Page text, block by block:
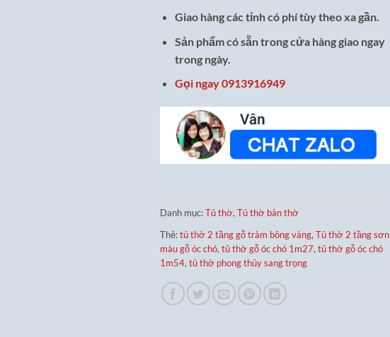
Giao hàng các tỉnh có phí tùy theo xa gần.
Sản phẩm có sẵn trong cửa hàng giao ngay
trong ngày.
Gọi ngay 0913916949
Danh mục:Tủ thờ, Tủ thờ bàn thờ
Thẻ:tủ thờ 2 tầng gỗ tràm bông vàng, Tủ thờ 2 tầng sơn
màu gỗ óc chó, tủ thờ gỗ óc chó 1m27, tủ thờ gỗ óc chó
1m54, tủ thờ phong thủy sang trọng